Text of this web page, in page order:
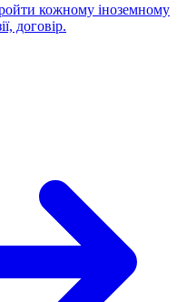
кожному іноземному
договір.